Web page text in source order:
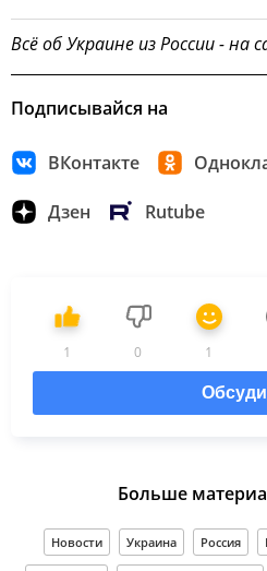
Всё об Украине из России - на
Подписывайся на
ВКонтакте
Дзен Rutube
1 0 1
Больше
Новости Украина Россия